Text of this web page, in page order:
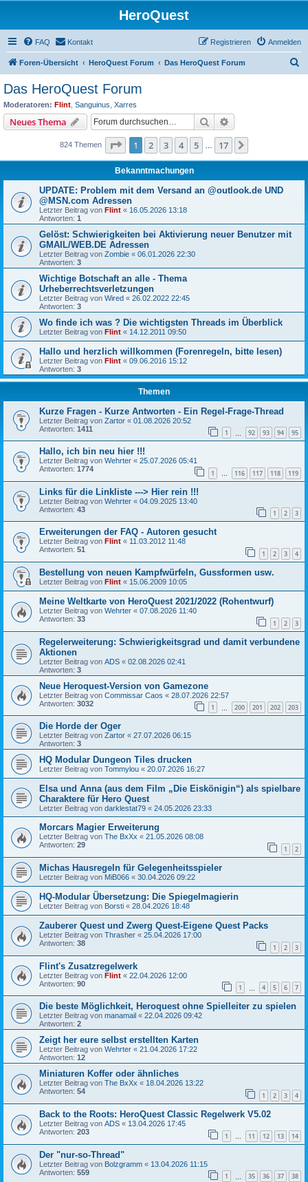
HeroQuest
FAQ Kontakt Anmelden
Registrieren
Foren-Übersicht HeroQuest Forum Das HeroQuest Forum
Das HeroQuest Forum
Moderatoren: Flint Sanguinus Xarres
Neues Thema Suche
824 Themen Seite 1von 17
1 2 3 4 5 17
Bekanntmachungen
UPDATE: Problem mit dem Versand an @outlook.de UND
@MSN.com Adressen
Letzter Beitrag von Flint « 16.05.2026 13:18
Antworten: 1
Gelöst: Schwierigkeiten bei Aktivierung neuer Benutzer mit
GMAIL/WEB.DE Adressen
Letzter Beitrag von Zombie « 06.01.2026 22:30
Antworten: 3
Wichtige Botschaft an alle - Thema
Urheberrechtsverletzungen
Letzter Beitrag von Wired « 26.02.2022 22:45
Antworten: 3
Wo finde ich was ? Die wichtigsten Threads im Überblick
Letzter Beitrag von Flint « 14.12.2011 09:50
Hallo und herzlich willkommen (Forenregeln, bitte lesen)
Letzter Beitrag von Flint « 09.06.2016 15:12
Antworten: 3
Themen
Kurze Fragen - Kurze Antworten - Ein Regel-Frage-Thread
Letzter Beitrag von Zartor « 01.08.2026 20:52
Antworten: 1411 1 92 93 94 95
Hallo, ich bin neu hier !!!
Letzter Beitrag von Wehrter « 25.07.2026 05:41
Antworten: 1774 1 … 116 117 118 119
Links für die Linkliste ---> Hier rein !!!
Letzter Beitrag von Wehrter « 04.09.2025 13:40
Antworten: 43 1 2 3
Erweiterungen der FAQ - Autoren gesucht
Letzter Beitrag von Flint « 11.03.2012 11:48
Antworten: 51 1 2 3 4
Bestellung von neuen Kampfwürfeln, Gussformen usw.
Letzter Beitrag von Flint « 15.06.2009 10:05
Meine Weltkarte von HeroQuest 2021/2022 (Rohentwurf)
Letzter Beitrag von Wehrter « 07.08.2026 11:40
Antworten: 33 1 2 3
Regelerweiterung: Schwierigkeitsgrad und damit verbundene
Aktionen
Letzter Beitrag von ADS « 02.08.2026 02:41
Antworten: 3
Neue Heroquest-Version von Gamezone
Letzter Beitrag von Commissar Caos « 28.07.2026 22:57
Antworten: 3032 1 200 201 202 203
Die Horde der Oger
Letzter Beitrag von Zartor « 27.07.2026 06:15
Antworten: 3
HQ Modular Dungeon Tiles drucken
Letzter Beitrag von Tommylou « 20.07.2026 16:27
Elsa und Anna (aus dem Film „Die Eiskönigin“) als spielbare
Charaktere für Hero Quest
Letzter Beitrag von darklestat79 « 24.05.2026 23:33
Morcars Magier Erweiterung
Letzter Beitrag von The BxXx « 21.05.2026 08:08
Antworten: 29 1 2
Michas Hausregeln für Gelegenheitsspieler
Letzter Beitrag von MiB066 « 30.04.2026 09:22
HQ-Modular Übersetzung: Die Spiegelmagierin
Letzter Beitrag von Borsti « 28.04.2026 18:48
Zauberer Quest und Zwerg Quest-Eigene Quest Packs
Letzter Beitrag von Thrasher « 25.04.2026 17:00
Antworten: 38 1 2 3
Flint's Zusatzregelwerk
Letzter Beitrag von Flint « 22.04.2026 12:00
Antworten: 90 1 4 5 6 7
Die beste Möglichkeit, Heroquest ohne Spielleiter zu spielen
Letzter Beitrag von manamail « 22.04.2026 09:42
Antworten: 2
Zeigt her eure selbst erstellten Karten
Letzter Beitrag von Wehrter « 21.04.2026 17:22
Antworten: 12
Miniaturen Koffer oder ähnliches
Letzter Beitrag von The BxXx « 18.04.2026 13:22
Antworten: 54 1 2 3 4
Back to the Roots: HeroQuest Classic Regelwerk V5.02
Letzter Beitrag von ADS « 13.04.2026 17:45
Antworten: 203 1 … 11 12 13 14
Der "nur-so-Thread"
Letzter Beitrag von Bolzgramm « 13.04.2026 11:15
Antworten: 559 1 35 36 37 38